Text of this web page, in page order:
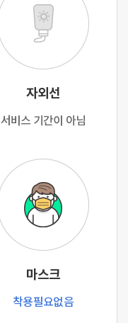
자외선
서비스 기간이 아님
마스크
착용필요없음